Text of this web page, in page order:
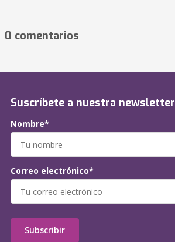
0 comentarios
Suscríbete a nuestra newsletter
Nombre*
Correo electrónico*
Subscribir